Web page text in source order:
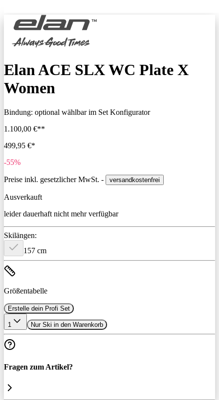
Elan ACE SLX WC Plate X
Women
Bindung: optional wählbar im Set Konfigurator
1.100,00 €**
499,95 €*
-55%
Preise inkl. gesetzlicher MwSt. - versandkostenfrei
Ausverkauft
leider dauerhaft nicht mehr verfügbar
Skilängen:
157 cm
Größentabelle
Erstelle dein Profi Set
1 Nur Ski in den Warenkorb
Fragen zum Artikel?